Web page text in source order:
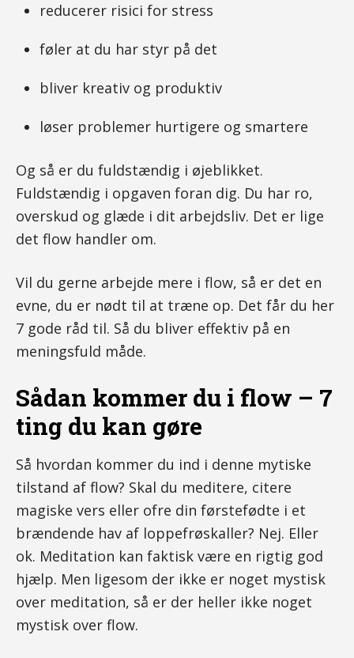
reducerer risici for stress
føler at du har styr på det
bliver kreativ og produktiv
løser problemer hurtigere og smartere
Og så er du fuldstændig i øjeblikket.
Fuldstændig i opgaven foran dig. Du har ro,
overskud og glæde i dit arbejdsliv. Det er lige
det flow handler om.
Vil du gerne arbejde mere i flow, så er det en
evne, du er nødt til at træne op. Det får du her
7 gode råd til. Så du bliver effektiv på en
meningsfuld måde.
Sådan kommer du i flow – 7
ting du kan gøre
Så hvordan kommer du ind i denne mytiske
tilstand af flow? Skal du meditere, citere
magiske vers eller ofre din førstefødte i et
brændende hav af loppefrøskaller? Nej. Eller
ok. Meditation kan faktisk være en rigtig god
hjælp. Men ligesom der ikke er noget mystisk
over meditation, så er der heller ikke noget
mystisk over flow.